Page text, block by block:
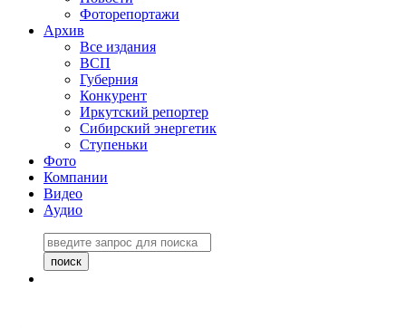
Фоторепортажи
Архив
Все издания
ВСП
Губерния
Конкурент
Иркутский репортер
Сибирский энергетик
Ступеньки
Фото
Компании
Видео
Аудио